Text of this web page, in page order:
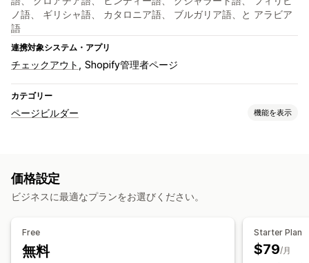
ノ語、 ギリシャ語、 カタロニア語、 ブルガリア語、と アラビア
語
連携対象システム・アプリ
チェックアウト Shopify管理者ページ
カテゴリー
ページビルダー 機能を表示
準備中ページ
お問い合わせページ
About us (会社概要) ページ
404ページ
法的事項ページ
リンクインバイオページ
価格設定ページ
価格設定
ビジネスに最適なプランをお選びください。
Free
無料
Starter Plan
$79/月